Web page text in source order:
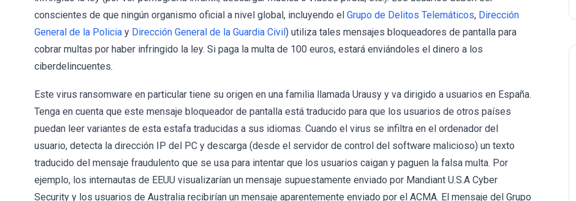
conscientes de que ningún organismo oficial a nivel global, incluyendo el Grupo de Delitos Telemáticos, Dirección
General de la Policia y Dirección General de la Guardia Civil) utiliza tales mensajes bloqueadores de pantalla para
cobrar multas por haber infringido la ley. Si paga la multa de 100 euros, estará enviándoles el dinero a los
ciberdelincuentes.
Este virus ransomware en particular tiene su origen en una familia llamada Urausy y va dirigido a usuarios en España.
Tenga en cuenta que este mensaje bloqueador de pantalla está traducido para que los usuarios de otros países
puedan leer variantes de esta estafa traducidas a sus idiomas. Cuando el virus se infiltra en el ordenador del
usuario, detecta la dirección IP del PC y descarga (desde el servidor de control del software malicioso) un texto
traducido del mensaje fraudulento que se usa para intentar que los usuarios caigan y paguen la falsa multa. Por
ejemplo, los internautas de EEUU visualizarían un mensaje supuestamente enviado por Mandiant U.S.A Cyber
Security y los usuarios de Australia recibirían un mensaje aparentemente enviado por el ACMA. El mensaje del Grupo